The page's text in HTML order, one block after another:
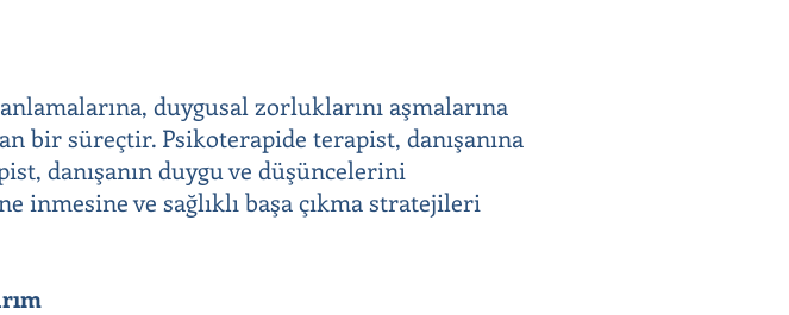
duygusal zorluklarını aşmalarına
bir süreçtir. Psikoterapide terapist, danışanına
danışanın duygu ve düşüncelerini
inmesine ve sağlıklı başa çıkma stratejileri